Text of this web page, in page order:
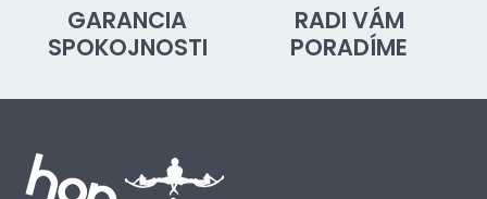
GARANCIA
SPOKOJNOSTI
RADI VÁM
PORADÍME